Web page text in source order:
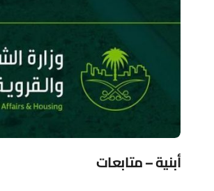
أبنية – متابعات